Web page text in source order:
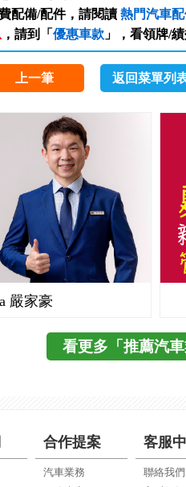
配備/配件，請閱讀 熱門汽車
，請到「 優惠車款」，看領牌/
上一筆 返回菜單列
嚴家豪
看更多「推薦汽
合作提案
汽車業務
客服
聯絡我們